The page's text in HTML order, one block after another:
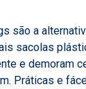
são a
sacolas
e demoram
Práticas e